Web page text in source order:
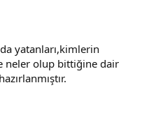
yatanları,kimlerin
neler olup bittiğine dair